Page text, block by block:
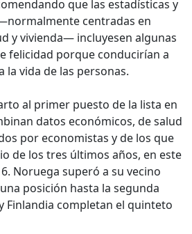
que las estadísticas y
centradas en
y vivienda— incluyesen algunas
felicidad porque conducirían a
la vida de las personas.
al primer puesto de la lista en
datos económicos, de salud
por economistas y de los que
de los tres últimos años, en este
Noruega superó a su vecino
posición hasta la segunda
Finlandia completan el quinteto